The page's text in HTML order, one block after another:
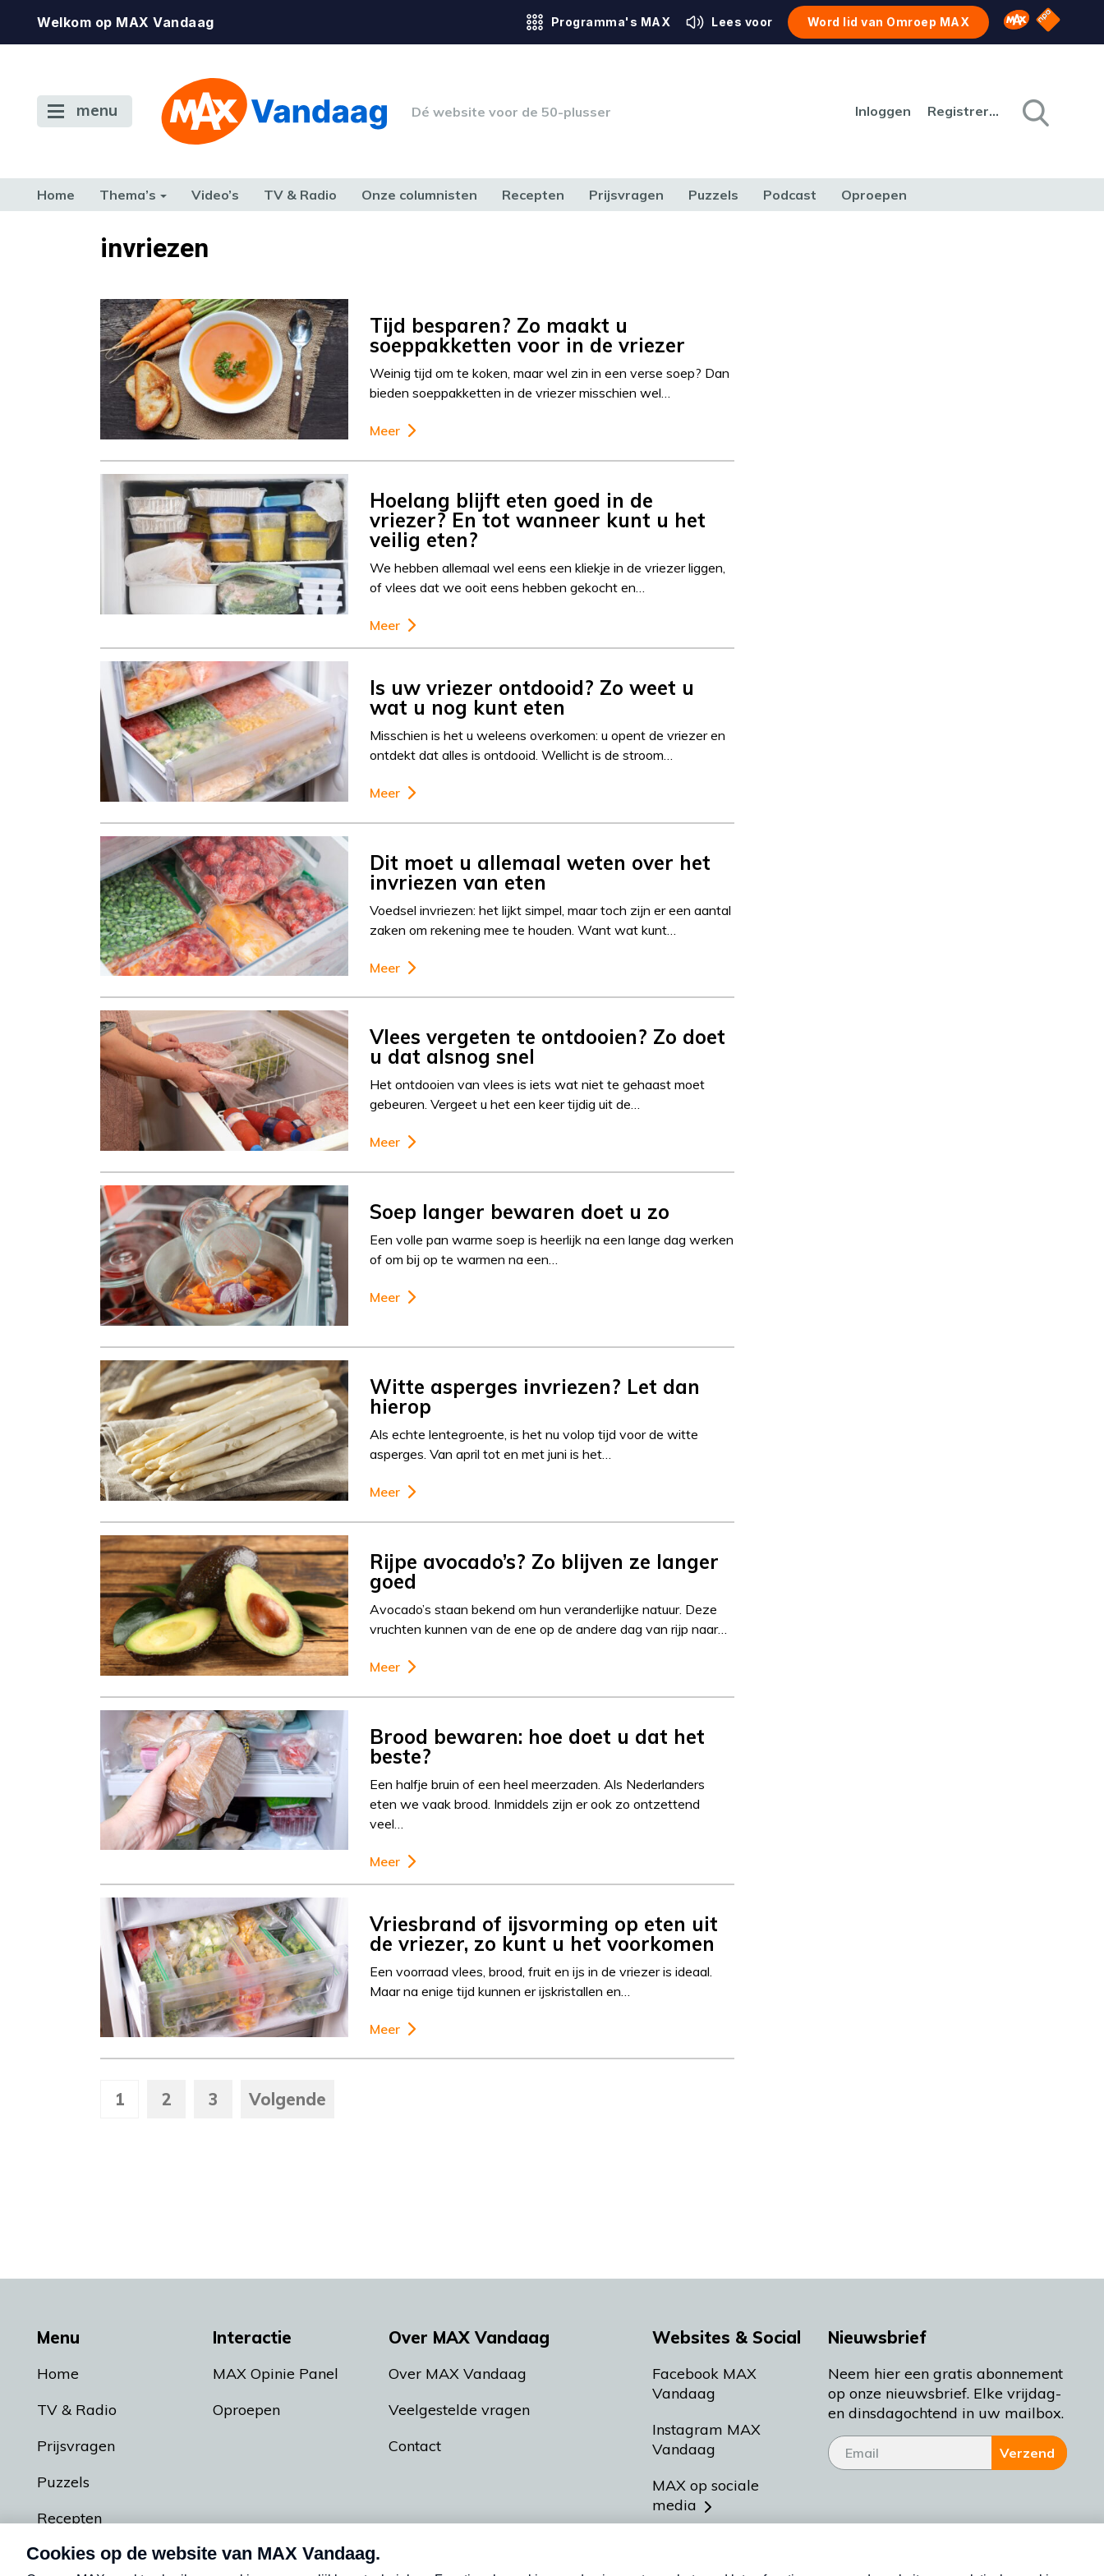
Welkom op MAX Vandaag Programma's MAX Lees voor Word lid van Omroep MAX Omroep MAX
NPO
menu Dé website voor de 50-plusser Inloggen Registreren
Home Thema’s Video’s TV & Radio Onze columnisten Recepten Prijsvragen Puzzels Podcast Oproepen
TERUG NAAR TOENinvriezen
Tijd besparen? Zo maakt u
soeppakketten voor in de vriezer
Weinig tijd om te koken, maar wel zin in een verse soep? Dan
bieden soeppakketten in de vriezer misschien wel…
Meer
Hoelang blijft eten goed in de
vriezer? En tot wanneer kunt u het
veilig eten?
We hebben allemaal wel eens een kliekje in de vriezer liggen,
of vlees dat we ooit eens hebben gekocht en…
Meer
Is uw vriezer ontdooid? Zo weet u
wat u nog kunt eten
Misschien is het u weleens overkomen: u opent de vriezer en
ontdekt dat alles is ontdooid. Wellicht is de stroom…
Meer
Dit moet u allemaal weten over het
invriezen van eten
Voedsel invriezen: het lijkt simpel, maar toch zijn er een aantal
zaken om rekening mee te houden. Want wat kunt…
Meer
Vlees vergeten te ontdooien? Zo doet
u dat alsnog snel
Het ontdooien van vlees is iets wat niet te gehaast moet
gebeuren. Vergeet u het een keer tijdig uit de…
Meer
Soep langer bewaren doet u zo
Een volle pan warme soep is heerlijk na een lange dag werken
of om bij op te warmen na een…
Meer
Witte asperges invriezen? Let dan
hierop
Als echte lentegroente, is het nu volop tijd voor de witte
asperges. Van april tot en met juni is het…
Meer
Rijpe avocado’s? Zo blijven ze langer
goed
Avocado’s staan bekend om hun veranderlijke natuur. Deze
vruchten kunnen van de ene op de andere dag van rijp naar…
Meer
Brood bewaren: hoe doet u dat het
beste?
Een halfje bruin of een heel meerzaden. Als Nederlanders
eten we vaak brood. Inmiddels zijn er ook zo ontzettend
veel…
Meer
Vriesbrand of ijsvorming op eten uit
de vriezer, zo kunt u het voorkomen
Een voorraad vlees, brood, fruit en ijs in de vriezer is ideaal.
Maar na enige tijd kunnen er ijskristallen en…
Meer
1 2 3 Volgende
Menu
Home
TV & Radio
Prijsvragen
Puzzels
Recepten
Podcasts
Interactie
MAX Opinie Panel
Oproepen
Over MAX Vandaag
Over MAX Vandaag
Veelgestelde vragen
Contact
Websites & Social
Facebook MAX
Vandaag
Instagram MAX
Vandaag
MAX op sociale
media
Nieuwsbrief
Neem hier een gratis abonnement
op onze nieuwsbrief. Elke vrijdag-
en dinsdagochtend in uw mailbox.
Verzend